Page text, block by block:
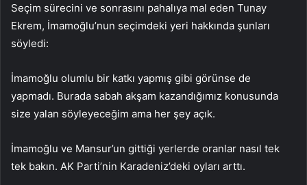
Seçim sürecini ve sonrasını pahalıya mal eden Tunay
Ekrem, İmamoğlu’nun seçimdeki yeri hakkında şunları
söyledi:
İmamoğlu olumlu bir katkı yapmış gibi görünse de
yapmadı. Burada sabah akşam kazandığımız konusunda
size yalan söyleyeceğim ama her şey açık.
İmamoğlu ve Mansur’un gittiği yerlerde oranlar nasıl tek
tek bakın. AK Parti’nin Karadeniz’deki oyları arttı.